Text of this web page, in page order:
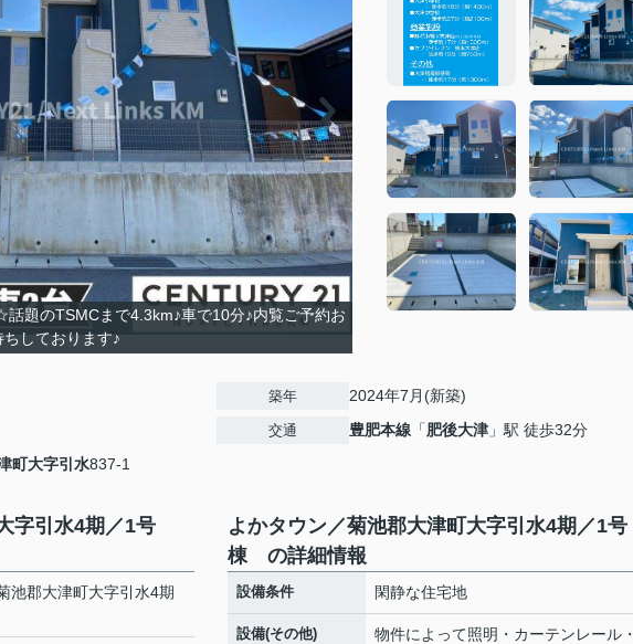
題のTSMCまで4.3km♪車で10分♪内覧ご予約お
ちしております♪
町大字引水837-1
築年 2024年7月(新築)
交通 豊肥本線 「肥後大津 」駅 徒歩32分
字引水4期／1号
池郡大津町大字引水4期
よかタウン／菊池郡大津町大字引水4期／1号
棟 の詳細情報
設備条件 閑静な住宅地
設備(その他)
物件によって照明・カーテンレール